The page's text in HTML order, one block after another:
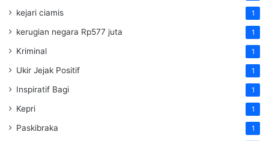
kejari ciamis 1
kerugian negara Rp577 juta 1
Kriminal 1
Ukir Jejak Positif 1
Inspiratif Bagi 1
Kepri 1
Paskibraka 1